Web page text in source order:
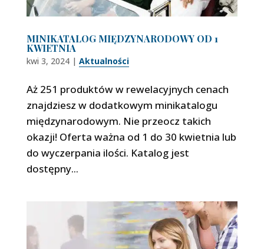
MINIKATALOG MIĘDZYNARODOWY OD 1
KWIETNIA
kwi 3, 2024| Aktualności
Aż 251 produktów w rewelacyjnych cenach
znajdziesz w dodatkowym minikatalogu
międzynarodowym. Nie przeocz takich
okazji! Oferta ważna od 1 do 30 kwietnia lub
do wyczerpania ilości. Katalog jest
dostępny...